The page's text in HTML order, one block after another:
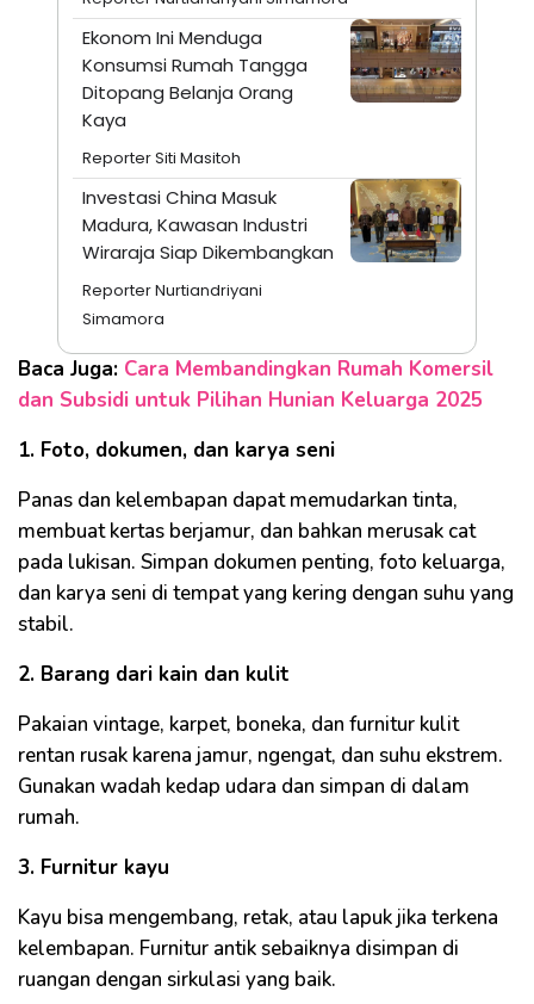
Ekonom Ini Menduga
Konsumsi Rumah Tangga
Ditopang Belanja Orang
Kaya
Reporter Siti Masitoh
Investasi China Masuk
Madura, Kawasan Industri
Wiraraja Siap Dikembangkan
Reporter Nurtiandriyani
Simamora
Baca Juga: Cara Membandingkan Rumah Komersil
dan Subsidi untuk Pilihan Hunian Keluarga 2025
1. Foto, dokumen, dan karya seni
Panas dan kelembapan dapat memudarkan tinta,
membuat kertas berjamur, dan bahkan merusak cat
pada lukisan. Simpan dokumen penting, foto keluarga,
dan karya seni di tempat yang kering dengan suhu yang
stabil.
2. Barang dari kain dan kulit
Pakaian vintage, karpet, boneka, dan furnitur kulit
rentan rusak karena jamur, ngengat, dan suhu ekstrem.
Gunakan wadah kedap udara dan simpan di dalam
rumah.
3. Furnitur kayu
Kayu bisa mengembang, retak, atau lapuk jika terkena
kelembapan. Furnitur antik sebaiknya disimpan di
ruangan dengan sirkulasi yang baik.